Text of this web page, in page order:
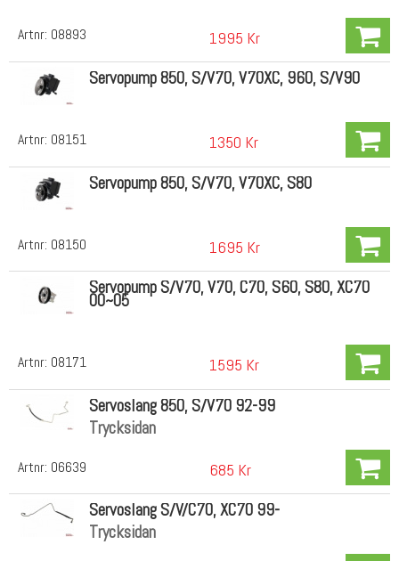
Artnr: 08893 1995 Kr
Artnr: 08151
Servopump 850, S/V70, V70XC, 960, S/V90
1350 Kr
Artnr: 08150
Servopump 850, S/V70, V70XC, S80
1695 Kr
Artnr: 08171
Servopump S/V70, V70, C70, S60, S80, XC70
00~05
1595 Kr
Artnr: 06639
Servoslang 850, S/V70 92-99
Trycksidan
685 Kr
Servoslang S/V/C70, XC70 99-
Trycksidan